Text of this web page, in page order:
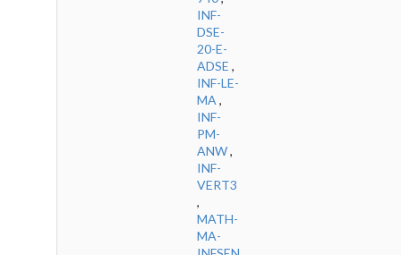
INF-
DSE-
20-E-
ADSE ,
INF-LE-
MA ,
INF-
PM-
ANW,
INF-
VERT3
,
MATH-
MA-